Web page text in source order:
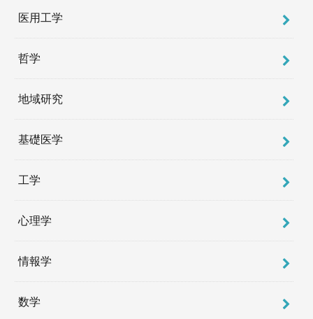
医用工学
哲学
地域研究
基礎医学
工学
心理学
情報学
数学